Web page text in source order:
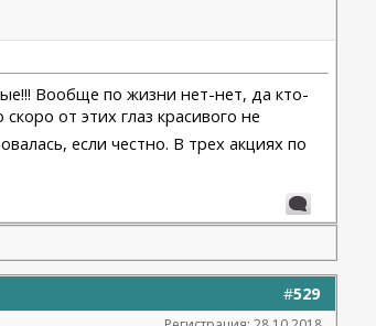
Вообще по жизни нет-нет, да кто-
от этих глаз красивого не
если честно. В трех акциях по
#529